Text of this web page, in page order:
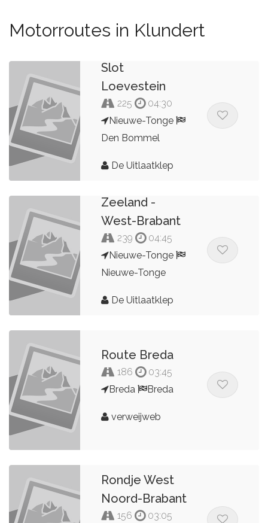
Motorroutes in Klundert
Slot
Loevestein
225
04:30
Nieuwe-Tonge
Den Bommel
De Uitlaatklep
Zeeland -
West-Brabant
239
04:45
Nieuwe-Tonge
Nieuwe-Tonge
De Uitlaatklep
Route Breda
186
03:45
Breda
Breda
verweijweb
Rondje West
Noord-Brabant
156
03:05